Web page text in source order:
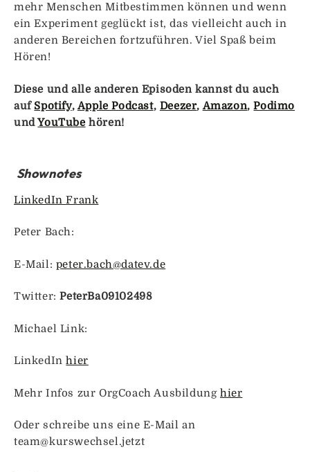
mehr Menschen Mitbestimmen können und wenn
ein Experiment geglückt ist, das vielleicht auch in
anderen Bereichen fortzuführen. Viel Spaß beim
Hören!
Diese und alle anderen Episoden kannst du auch
auf Spotify, Apple Podcast, Deezer, Amazon,Podimo
undYouTube hören!
Shownotes
LinkedIn Frank
Peter Bach:
E-Mail: peter.bach@datev.de
Twitter:PeterBa09102498
Michael Link:
LinkedInhier
Mehr Infos zur OrgCoach Ausbildunghier
Oder schreibe uns eine E-Mail an
team@kurswechsel.jetzt